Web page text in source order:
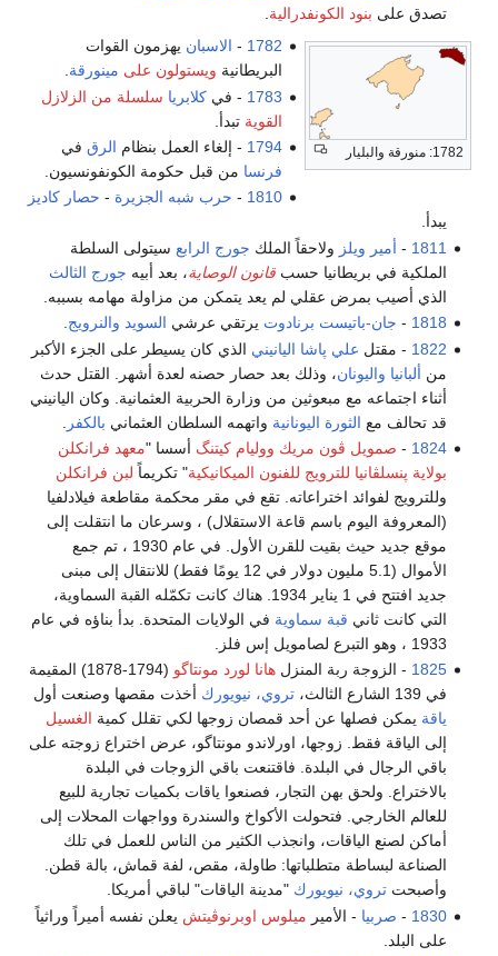
تصدق على بنود الكونفدرالية.
1782: منورقة والبليار
1782
- الاسبان يهزمون القوات
البريطانية ويستولون على مينورقة.
1783 - في كلابريا سلسلة من الزلازل
القوية تبدأ.
1794 - إلغاء العمل بنظام الرق في
فرنسا من قبل حكومة الكونفونسيون.
1810
- حرب شبه الجزيرة - حصار كاديز
يبدأ.
1811
- أمير ويلز ولاحقاً الملك جورج الرابع سيتولى السلطة
الملكية في بريطانيا حسبقانون الوصاية، بعد أبيه جورج الثالث
الذي أصيب بمرض عقلي لم يعد يتمكن من مزاولة مهامه بسببه.
1818
- جان-باتيست برنادوت يرتقي عرشي السويد والنرويج
1822 - مقتل علي پاشا اليانيني الذي كان يسيطر على الجزء الأكبر
من ألبانيا واليونان، وذلك بعد حصار حصنه لعدة أشهر. القتل حدث
أثناء اجتماعه مع مبعوثين من وزارة الحربية العثمانية. وكان اليانيني
قد تحالف مع الثورة اليونانية واتهمه السلطان العثماني بالكفر
1824
- صمويل ڤون مريك ووليام كيتنگ أسسا "معهد فرانكلن
بولاية پنسلڤانيا للترويج للفنون الميكانيكية" تكريماً لبن فرانكلن
وللترويج لفوائد اختراعاته. تقع في مقر محكمة مقاطعة فيلادلفيا
(المعروفة اليوم باسم قاعة الاستقلال) ، وسرعان ما انتقلت إلى
موقع جديد حيث بقيت للقرن الأول. في عام 1930 ، تم جمع
الأموال (5.1 مليون دولار في 12 يومًا فقط) للانتقال إلى مبنى
جديد افتتح في 1 يناير 1934. هناك كانت تكمّله القبة السماوية،
التي كانت ثاني قبة سماوية في الولايات المتحدة. بدأ بناؤه في عام
1933 ، وهو التبرع لصامويل إس فلز.
1825 - الزوجة ربة المنزلهانا لورد مونتاگو
(1794-1878) المقيمة
في 139 الشارع الثالث،
تروي، نيويورك أخذت مقصها وصنعت أول
ياقة يمكن فصلها عن أحد قمصان زوجها لكي تقلل كمية الغسيل
إلى الياقة فقط. زوجها، اورلاندو مونتاگو، عرض اختراع زوجته على
باقي الرجال في البلدة. فاقتنعت باقي الزوجات في البلدة
بالاختراع. ولحق بهن التجار، فصنعوا ياقات بكميات تجارية للبيع
للعالم الخارجي. فتحولت الأكواخ والسندرة وواجهات المحلات إلى
أماكن لصنع الياقات، وانجذب الكثير من الناس للعمل في تلك
الصناعة لبساطة متطلباتها: طاولة، مقص، لفة قماش، بالة قطن.
وأصبحتتروي، نيويورك "مدينة الياقات" لباقي أمريكا.
1830
- صربيا - الأمير ميلوس اوبرنوڤيتش يعلن نفسه أميراً وراثياً
على البلد.